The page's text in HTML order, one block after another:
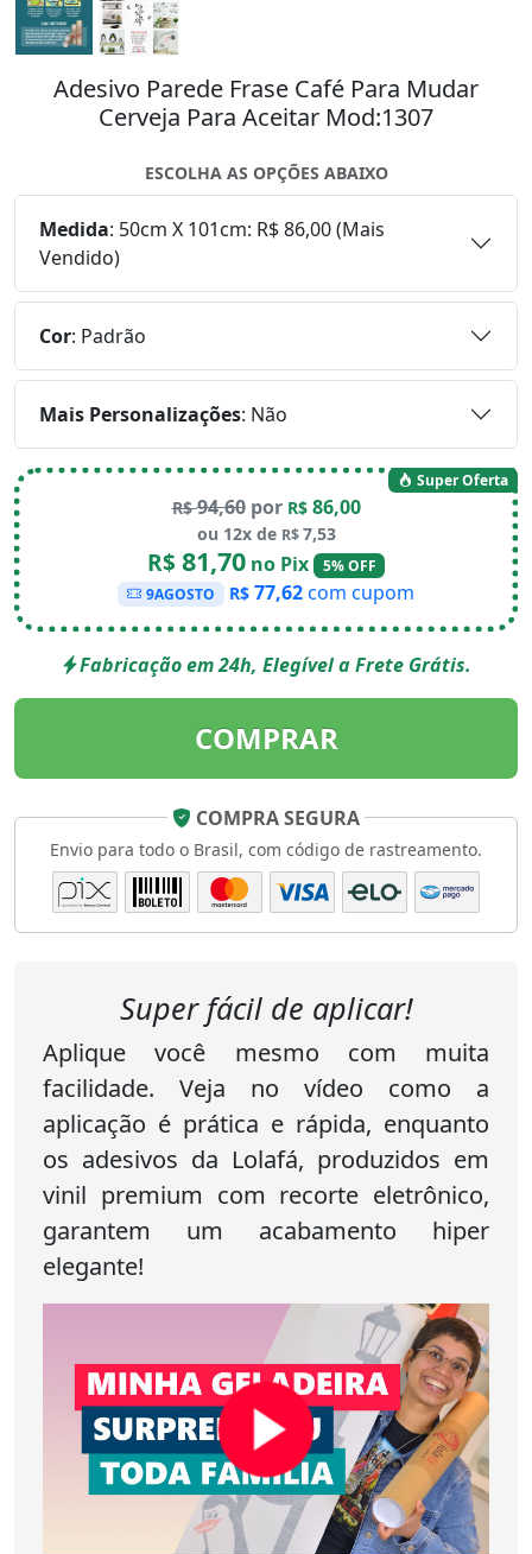
Adesivo Parede Frase Café Para Mudar
Cerveja Para Aceitar Mod:1307
ESCOLHA AS OPÇÕES ABAIXO
Medida: 50cm X 101cm: R$ 86,00 (Mais
Vendido)
Cor: Padrão
Mais Personalizações: Não
Super Oferta
R$94,60por R$ 86,00
ou 12x de R$7,53
R$81,70no Pix
5% OFF
9AGOSTO
R$ 77,62com cupom
Fabricação em 24h, Elegível a Frete Grátis.
COMPRAR
COMPRA SEGURA
Envio para todo o Brasil, com código de rastreamento.
Super fácil de aplicar!
Aplique você mesmo com muita
facilidade. Veja no vídeo como a
aplicação é prática e rápida, enquanto
os adesivos da Lolafá, produzidos em
vinil premium com recorte eletrônico,
garantem um acabamento hiper
elegante!